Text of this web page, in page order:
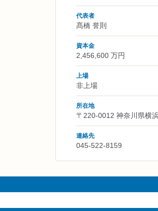
代表者
髙橋 誉則
資本金
2,456,600 万円
上場
非上場
所在地
〒220-0012 神奈川県横
連絡先
045-522-8159